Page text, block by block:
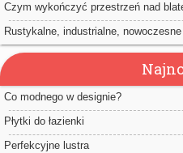
Czym wykończyć przestrzeń nad
Rustykalne, industrialne,
Co modnego w designie?
Płytki do łazienki
Perfekcyjne lustra